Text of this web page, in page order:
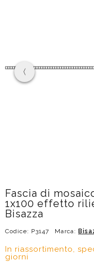
Fascia di
1x100 effetto
Bisazza
Codice: P3147 Marca:
In riassortimento,
giorni